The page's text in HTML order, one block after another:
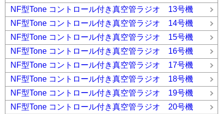
NF型Tone コントロール付き真空管ラジオ 13号機
NF型Tone コントロール付き真空管ラジオ 14号機
NF型Tone コントロール付き真空管ラジオ 15号機
NF型Tone コントロール付き真空管ラジオ 16号機
NF型Tone コントロール付き真空管ラジオ 17号機
NF型Tone コントロール付き真空管ラジオ 18号機
NF型Tone コントロール付き真空管ラジオ 19号機
NF型Tone コントロール付き真空管ラジオ 20号機